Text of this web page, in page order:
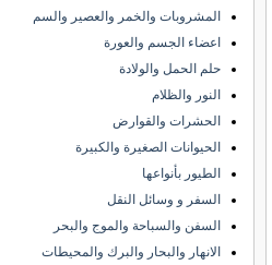
المشروبات والخمر والعصير والسم
اعضاء الجسم والعورة
حلم الحمل والولادة
النور والظلام
الحشرات والقوارض
الحيوانات الصغيرة والكبيرة
الطيور بأنواعها
السفر و وسائل النقل
السفن والسباحة والموج والبحر
الانهار والبحار والبرك والمحيطات